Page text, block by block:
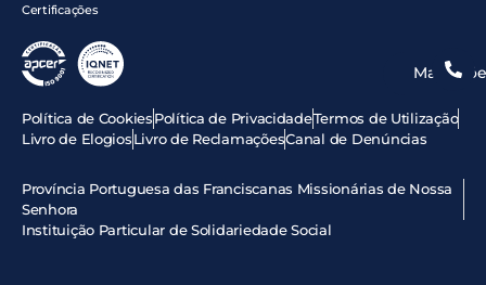
Certificações
Política de CookiesPolítica de PrivacidadeTermos de Utilização
Livro de ElogiosLivro de ReclamaçõesCanal de Denúncias
Província Portuguesa das Franciscanas Missionárias de Nossa
Senhora
Instituição Particular de Solidariedade Social